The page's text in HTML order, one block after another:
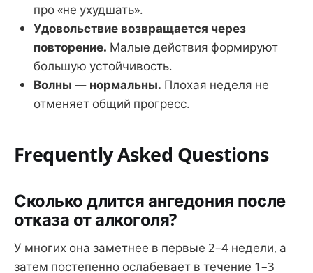
про «не ухудшать».
Удовольствие возвращается через
повторение. Малые действия формируют
большую устойчивость.
Волны — нормальны. Плохая неделя не
отменяет общий прогресс.
Frequently Asked Questions
Сколько длится ангедония после
отказа от алкоголя?
У многих она заметнее в первые 2–4 недели, а
затем постепенно ослабевает в течение 1–3